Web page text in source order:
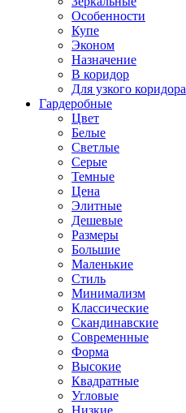
Особенности
Купе
Эконом
Назначение
В коридор
Для узкого коридора
Гардеробные
Цвет
Белые
Светлые
Серые
Темные
Цена
Элитные
Дешевые
Размеры
Большие
Маленькие
Стиль
Минимализм
Классические
Скандинавские
Современные
Форма
Высокие
Квадратные
Угловые
Низкие